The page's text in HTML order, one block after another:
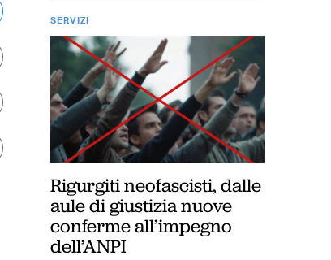
SERVIZI
Rigurgiti neofascisti, dalle
aule di giustizia nuove
conferme all’impegno
dell’ANPI